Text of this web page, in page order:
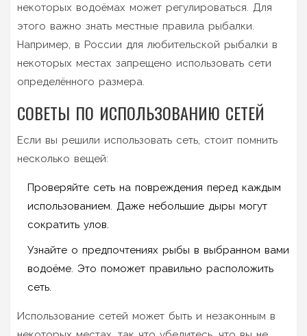
некоторых водоёмах может регулироваться. Для
этого важно знать местные правила рыбалки.
Например, в России для любительской рыбалки в
некоторых местах запрещено использовать сети
определённого размера.
СОВЕТЫ ПО ИСПОЛЬЗОВАНИЮ СЕТЕЙ
Если вы решили использовать сеть, стоит помнить
несколько вещей:
Проверяйте сеть на повреждения перед каждым
использованием. Даже небольшие дыры могут
сократить улов.
Узнайте о предпочтениях рыбы в выбранном вами
водоёме. Это поможет правильно расположить
сеть.
Использование сетей может быть и незаконным в